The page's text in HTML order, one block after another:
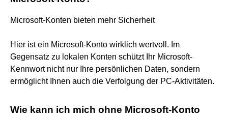
Microsoft-Konten bieten mehr Sicherheit
Hier ist ein Microsoft-Konto wirklich wertvoll. Im
Gegensatz zu lokalen Konten schützt Ihr Microsoft-
Kennwort nicht nur Ihre persönlichen Daten, sondern
ermöglicht Ihnen auch die Verfolgung der PC-Aktivitäten.
Wie kann ich mich ohne Microsoft-Konto